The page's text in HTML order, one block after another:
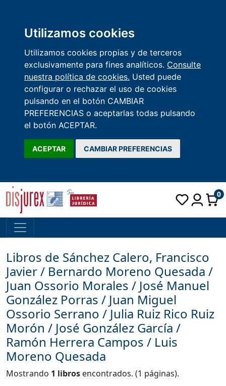
Utilizamos cookies
Utilizamos cookies propias y de terceros
exclusivamente para fines analíticos. Consulte
nuestra política de cookies. Usted puede
configurar o rechazar el uso de cookies
pulsando en el botón CAMBIAR
PREFERENCIAS o aceptarlas todas pulsando
el botón ACEPTAR.
ACEPTAR CAMBIAR PREFERENCIAS
0
Libros de Sánchez Calero, Francisco
Javier / Bernardo Moreno Quesada /
Juan Ossorio Morales / José Manuel
González Porras / Juan Miguel
Ossorio Serrano / Julia Ruiz Rico Ruiz
Morón / José González García /
Ramón Herrera Campos / Luis
Moreno Quesada
Mostrando 1 libros encontrados. (1 páginas).